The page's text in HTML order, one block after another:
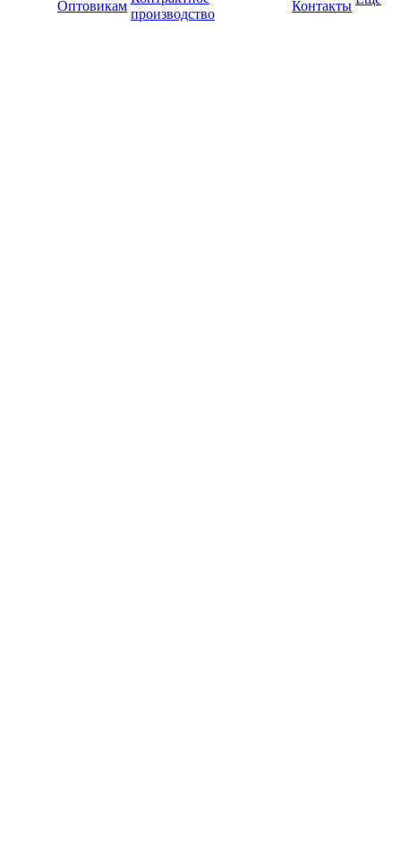
Оптовикам
производство
Контакты